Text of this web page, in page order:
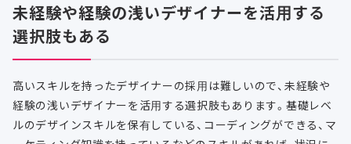
未経験や経験の浅いデザイナーを活用する
選択肢もある
高いスキルを持ったデザイナーの採用は難しいので、未経験や
経験の浅いデザイナーを活用する選択肢もあります。基礎レベ
ルのデザインスキルを保有している、コーディングができる、マ